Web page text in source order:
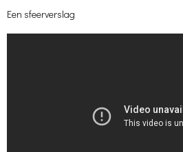
Een sfeerverslag